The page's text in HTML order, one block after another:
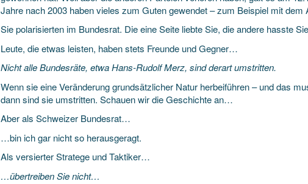
Jahre nach 2003 haben vieles zum Guten gewendet – zum Beispiel mit dem
Sie polarisierten im Bundesrat. Die eine Seite liebte Sie, die andere hasste
Leute, die etwas leisten, haben stets Freunde und Gegner…
Nicht alle Bundesräte, etwa Hans-Rudolf Merz, sind derart umstritten.
Wenn sie eine Veränderung grundsätzlicher Natur herbeiführen – und das
dann sind sie umstritten. Schauen wir die Geschichte an…
Aber als Schweizer Bundesrat…
…bin ich gar nicht so herausgeragt.
Als versierter Stratege und Taktiker…
…übertreiben Sie nicht…